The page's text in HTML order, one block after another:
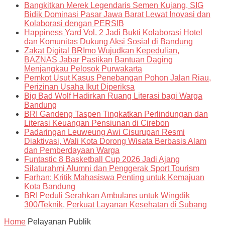
Bangkitkan Merek Legendaris Semen Kujang, SIG
Bidik Dominasi Pasar Jawa Barat Lewat Inovasi dan
Kolaborasi dengan PERSIB
Happiness Yard Vol. 2 Jadi Bukti Kolaborasi Hotel
dan Komunitas Dukung Aksi Sosial di Bandung
Zakat Digital BRImo Wujudkan Kepedulian,
BAZNAS Jabar Pastikan Bantuan Daging
Menjangkau Pelosok Purwakarta
Pemkot Usut Kasus Penebangan Pohon Jalan Riau,
Perizinan Usaha Ikut Diperiksa
Big Bad Wolf Hadirkan Ruang Literasi bagi Warga
Bandung
BRI Gandeng Taspen Tingkatkan Perlindungan dan
Literasi Keuangan Pensiunan di Cirebon
Padaringan Leuweung Awi Cisurupan Resmi
Diaktivasi, Wali Kota Dorong Wisata Berbasis Alam
dan Pemberdayaan Warga
Funtastic 8 Basketball Cup 2026 Jadi Ajang
Silaturahmi Alumni dan Penggerak Sport Tourism
Farhan: Kritik Mahasiswa Penting untuk Kemajuan
Kota Bandung
BRI Peduli Serahkan Ambulans untuk Wingdik
300/Teknik, Perkuat Layanan Kesehatan di Subang
Home Pelayanan Publik